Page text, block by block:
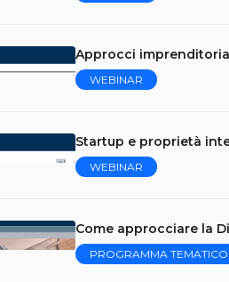
Approcci
WEBINAR
Startup e proprietà
WEBINAR
Come approcciare la
PROGRAMMA TEMATICO